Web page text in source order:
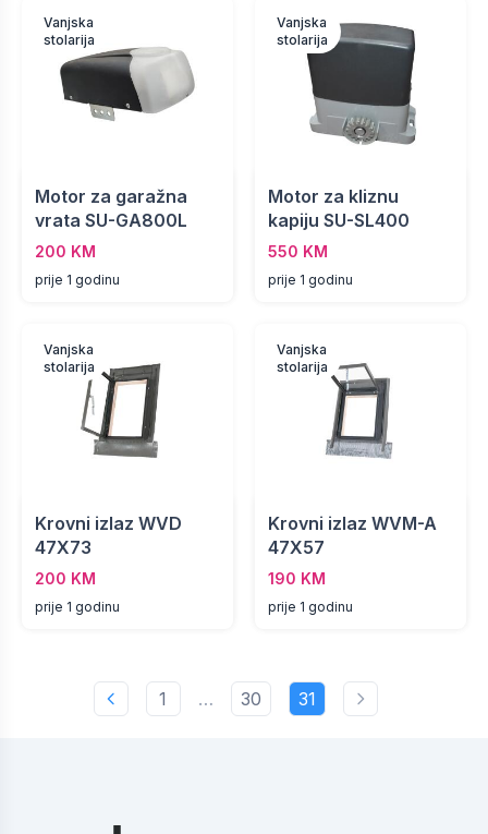
Vanjska
stolarija
Motor za garažna
vrata SU-GA800L
200 KM
prije 1 godinu
Vanjska
stolarija
Motor za kliznu
kapiju SU-SL400
550 KM
prije 1 godinu
Vanjska
stolarija
Krovni izlaz WVD
47X73
200 KM
prije 1 godinu
Vanjska
stolarija
Krovni izlaz WVM-A
47X57
190 KM
prije 1 godinu
1 … 30 31